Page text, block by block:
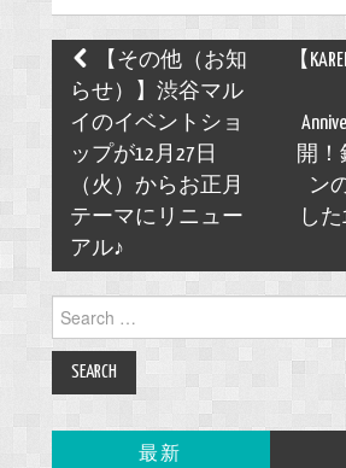
Post
navigation
【その他（お知
らせ）】渋谷マル
イのイベントショ
ップが12月27日
（火）からお正月
テーマにリニュー
アル♪
【
開！
ン
し
Search
for:
最新